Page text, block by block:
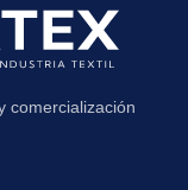
comercialización